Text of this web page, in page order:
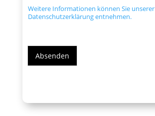
Weitere Informationen können Sie unserer
Datenschutzerklärung entnehmen.
Absenden